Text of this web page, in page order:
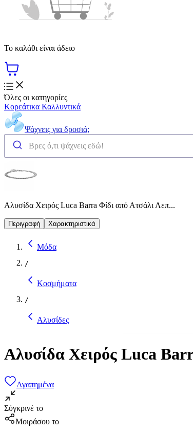
Το καλάθι είναι άδειο
Όλες οι κατηγορίες
Κορεάτικα Καλλυντικά
Ψάχνεις για δροσιά;
Αλυσίδα Χειρός Luca Barra Φίδι από Ατσάλι Λεπ...
Περιγραφή Χαρακτηριστικά
Μόδα
/
Κοσμήματα
/
Αλυσίδες
Αλυσίδα Χειρός Luca
Αγαπημένα
Σύγκρινέ το
Μοιράσου το